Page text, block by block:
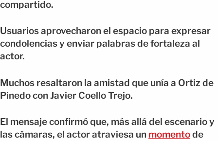
compartido.
Usuarios aprovecharon el espacio para expresar
condolencias y enviar palabras de fortaleza al
actor.
Muchos resaltaron la amistad que unía a Ortiz de
Pinedo con Javier Coello Trejo.
El mensaje confirmó que, más allá del escenario y
las cámaras, el actor atraviesa un momentode